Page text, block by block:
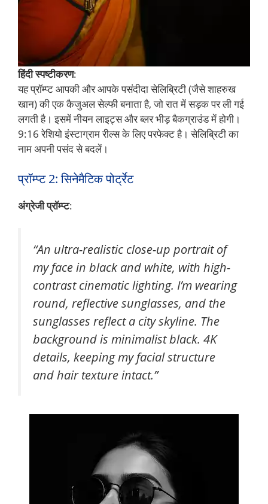
हिंदी स्पष्टीकरण:
यह प्रॉम्प्ट आपकी और आपके पसंदीदा सेलिब्रिटी (जैसे शाहरुख
खान) की एक कैजुअल सेल्फी बनाता है, जो रात में सड़क पर ली गई
लगती है। इसमें नीयन लाइट्स और ब्लर भीड़ बैकग्राउंड में होगी।
9:16 रेशियो इंस्टाग्राम रील्स के लिए परफेक्ट है। सेलिब्रिटी का
नाम अपनी पसंद से बदलें।
प्रॉम्प्ट 2: सिनेमैटिक पोर्ट्रेट
अंग्रेजी प्रॉम्प्ट:
“An ultra-realistic close-up portrait of
my face in black and white, with high-
contrast cinematic lighting. I’m wearing
round, reflective sunglasses, and the
sunglasses reflect a city skyline. The
background is minimalist black. 4K
details, keeping my facial structure
and hair texture intact.”